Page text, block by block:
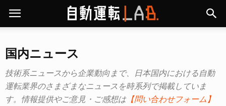
国内ニュース
技術系ニュースから企業動向まで、日本国内における自動
運転業界のさまざまなニュースを時系列で掲載していま
す。情報提供やご意見・ご感想は【問い合わせフォーム】